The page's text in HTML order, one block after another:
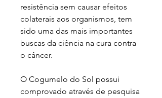
resistência sem causar efeitos
colaterais aos organismos, tem
sido uma das mais importantes
buscas da ciência na cura contra
o câncer.
O Cogumelo do Sol possui
comprovado através de pesquisa